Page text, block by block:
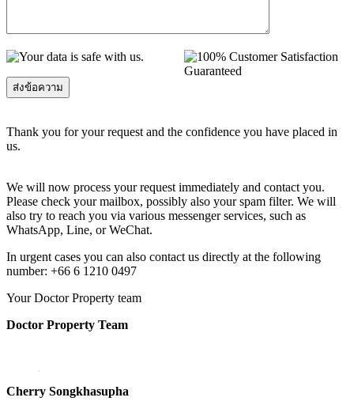
Thank you for your request and the confidence you have placed in
us.
We will now process your request immediately and contact you.
Please check your mailbox, possibly also your spam filter. We will
also try to reach you via various messenger services, such as
WhatsApp, Line, or WeChat.
In urgent cases you can also contact us directly at the following
number: +66 6 1210 0497
Your Doctor Property team
Doctor Property Team
Cherry Songkhasupha